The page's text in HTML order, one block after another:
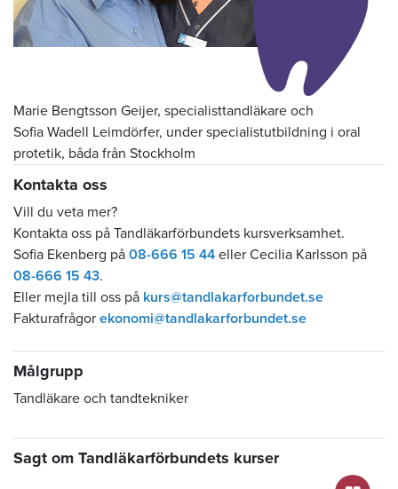
Marie Bengtsson Geijer, specialisttandläkare och
Sofia Wadell Leimdörfer, under specialistutbildning i oral
protetik, båda från Stockholm
Kontakta oss
Vill du veta mer?
Kontakta oss på Tandläkarförbundets kursverksamhet.
Sofia Ekenberg på 08-666 15 44 eller Cecilia Karlsson på
08-666 15 43.
Eller mejla till oss på kurs@tandlakarforbundet.se
Fakturafrågor ekonomi@tandlakarforbundet.se
Målgrupp
Tandläkare och tandtekniker
Sagt om Tandläkarförbundets kurser